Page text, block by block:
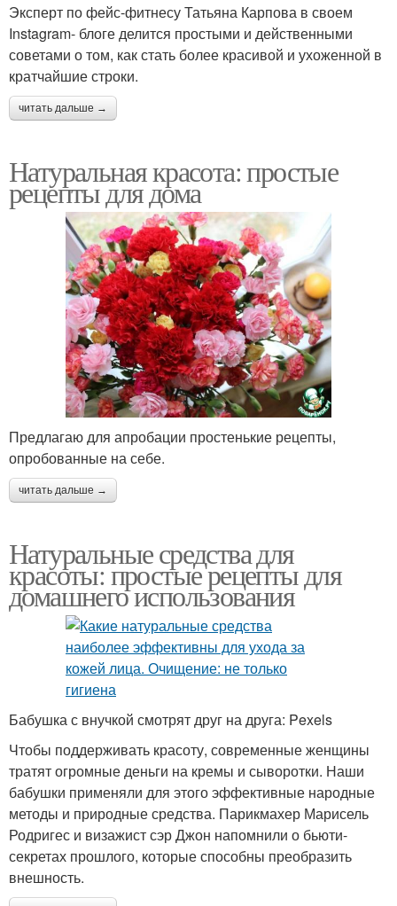
Эксперт по фейс-фитнесу Татьяна Карпова в своем
Instagram- блоге делится простыми и действенными
советами о том, как стать более красивой и ухоженной в
кратчайшие строки.
читать дальше →
Натуральная красота: простые
рецепты для дома
Предлагаю для апробации простенькие рецепты,
опробованные на себе.
читать дальше →
Натуральные средства для
красоты: простые рецепты для
домашнего использования
Бабушка с внучкой смотрят друг на друга: Pexels
Чтобы поддерживать красоту, современные женщины
тратят огромные деньги на кремы и сыворотки. Наши
бабушки применяли для этого эффективные народные
методы и природные средства. Парикмахер Марисель
Родригес и визажист сэр Джон напомнили о бьюти-
секретах прошлого, которые способны преобразить
внешность.